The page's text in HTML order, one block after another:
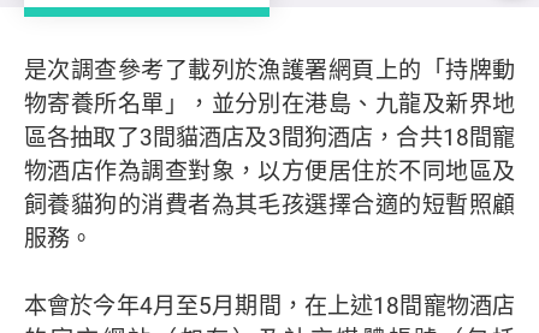
寵物酒店調查簡介
是次調查參考了載列於漁護署網頁上的「持牌動
物寄養所名單」，並分別在港島、九龍及新界地
區各抽取了3間貓酒店及3間狗酒店，合共18間寵
物酒店作為調查對象，以方便居住於不同地區及
飼養貓狗的消費者為其毛孩選擇合適的短暫照顧
服務。
本會於今年4月至5月期間，在上述18間寵物酒店